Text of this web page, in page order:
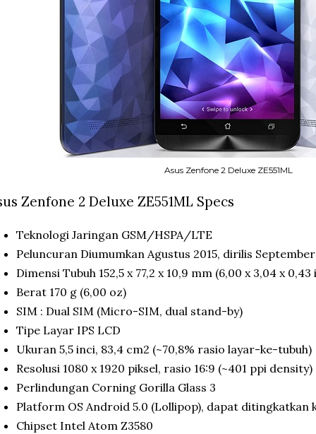
Asus Zenfone 2 Deluxe ZE551ML
Zenfone 2 Deluxe ZE551ML Specs
Teknologi Jaringan GSM/HSPA/LTE
Peluncuran Diumumkan Agustus 2015, dirilis September
Dimensi Tubuh 152,5 x 77,2 x 10,9 mm (6,00 x 3,04 x 0,43
Berat 170 g (6,00 oz)
SIM : Dual SIM (Micro-SIM, dual stand-by)
Tipe Layar IPS LCD
Ukuran 5,5 inci, 83,4 cm2 (~70,8% rasio layar-ke-tubuh)
Resolusi 1080 x 1920 piksel, rasio 16:9 (~401 ppi density)
Perlindungan Corning Gorilla Glass 3
Platform OS Android 5.0 (Lollipop), dapat ditingkatkan
Chipset Intel Atom Z3580